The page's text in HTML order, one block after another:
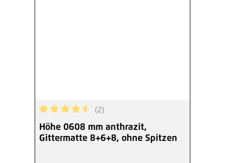
Durchschnittliche Bewertung von 4.5 von 5
(2)
Höhe 0608 mm anthrazit,
Gittermatte 8+6+8, ohne Spitzen